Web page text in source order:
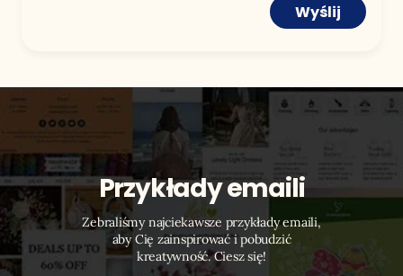
Wyślij
Przykłady emaili
Zebraliśmy najciekawsze przykłady emaili,
aby Cię zainspirować i pobudzić
kreatywność. Ciesz się!